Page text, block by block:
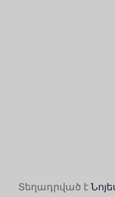
Տեղադրված է